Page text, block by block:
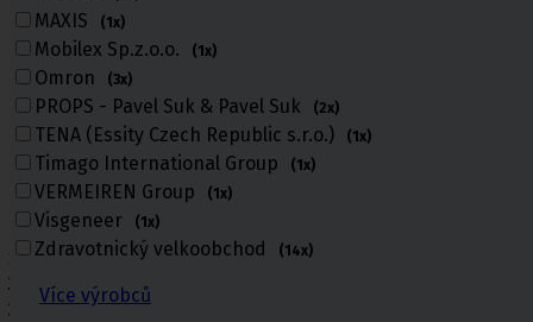
MAXIS (1x)
Mobilex Sp.z.o.o. (1x)
Omron (3x)
PROPS - Pavel Suk & Pavel Suk (2x)
TENA (Essity Czech Republic s.r.o.) (1x)
Timago International Group (1x)
VERMEIREN Group (1x)
Visgeneer (1x)
Zdravotnický velkoobchod (14x)
Více výrobců
Úvod
Vánoce
Dárky pro prarodiče